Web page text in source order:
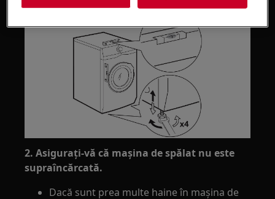
2. Asigurați-vă că mașina de spălat nu este
supraîncărcată.
Dacă sunt prea multe haine în mașina de